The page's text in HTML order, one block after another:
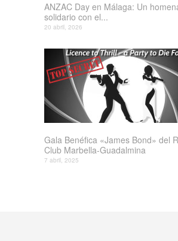
ANZAC Day en Málaga: Un
solidario con el...
20 abril, 2026
Gala Benéfica «James Bond» del
Club Marbella-Guadalmina
7 abril, 2025